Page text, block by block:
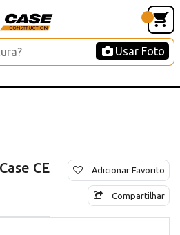
Usar Foto
CE Adicionar Favorito
Compartilhar